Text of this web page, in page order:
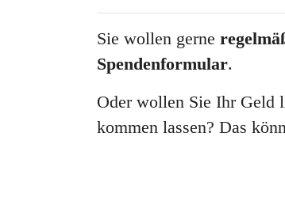
Sie wollen gerne
Spendenformular.
Oder wollen Sie Ihr Geld
kommen lassen? Das